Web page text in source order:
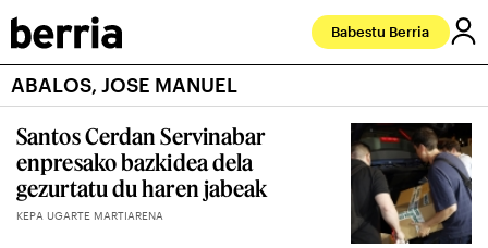
Babestu Berria
ABALOS, JOSE MANUEL
Santos Cerdan Servinabar
enpresako bazkidea dela
gezurtatu du haren jabeak
KEPA UGARTE MARTIARENA